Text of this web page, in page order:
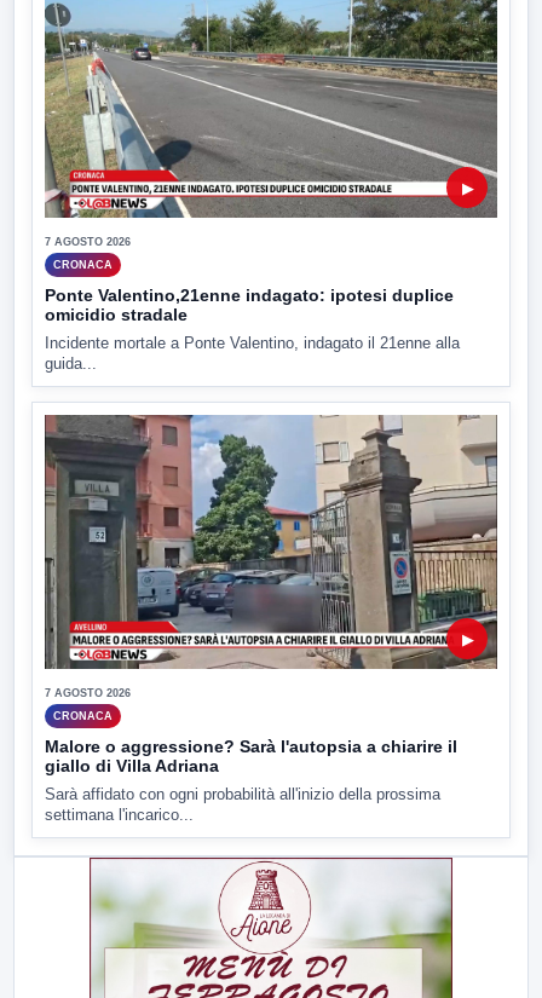
▶
7 AGOSTO 2026
CRONACA
Ponte Valentino,21enne indagato: ipotesi duplice
omicidio stradale
Incidente mortale a Ponte Valentino, indagato il 21enne alla
guida...
▶
7 AGOSTO 2026
CRONACA
Malore o aggressione? Sarà l'autopsia a chiarire il
giallo di Villa Adriana
Sarà affidato con ogni probabilità all'inizio della prossima
settimana l'incarico...